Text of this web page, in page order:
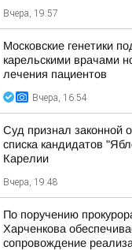
Вчера, 19:57
Московские генетики
карельскими врачами
лечения пациентов
Вчера, 16:54
Суд признал законной
списка кандидатов
Карелии
Вчера, 19:48
По поручению
Харченкова
сопровождение